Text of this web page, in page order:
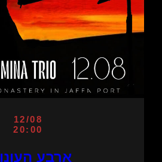
12/08
20:00
ארבע